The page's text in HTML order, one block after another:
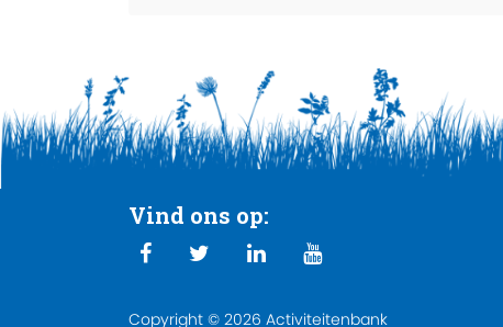
Vind ons op:
Copyright © 2026 Activiteitenbank